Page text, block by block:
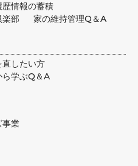
歴情報の蓄積
楽部 家の維持管理Q＆A
直したい方
ら学ぶQ＆A
事業